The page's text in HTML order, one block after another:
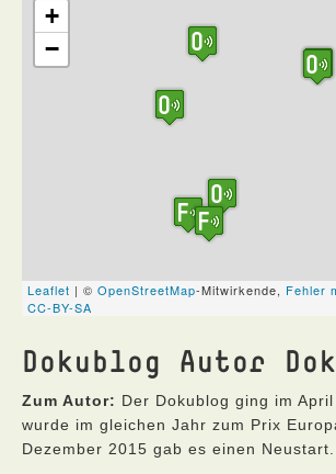
Dokublog Autor
Zum Autor: Der Dokublog ging im
wurde im gleichen Jahr zum Prix
Dezember 2015 gab es einen Neustart.